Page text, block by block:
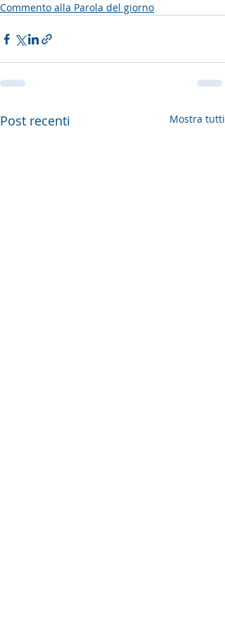
Commento alla Parola del giorno
Post recenti Mostra tutti